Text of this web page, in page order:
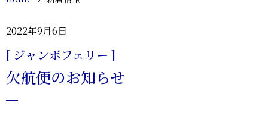
2022年9月6日
[ ジャンボフェリー ]
欠航便のお知らせ